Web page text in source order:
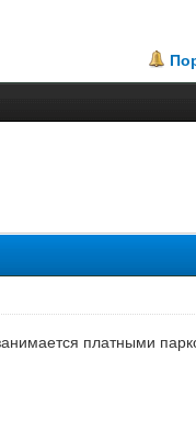
платными